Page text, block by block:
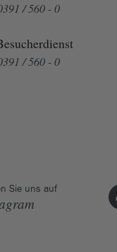
/ 560 - 0
/ 560 - 0
Sie uns auf